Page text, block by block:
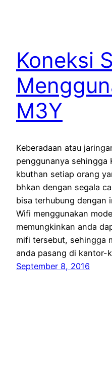
Koneksi
M3Y
Keberadaan atau
penggunanya sehingga
kbuthan setiap orang
bhkan dengan segala
bisa terhubung dengan
Wifi menggunakan
memungkinkan anda
mifi tersebut, sehingga
anda pasang di kantor-
September 8, 2016